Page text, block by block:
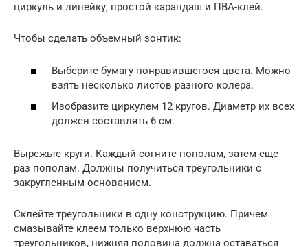
циркуль и линейку, простой карандаш и ПВА-клей.
Чтобы сделать объемный зонтик:
Выберите бумагу понравившегося цвета. Можно
взять несколько листов разного колера.
Изобразите циркулем 12 кругов. Диаметр их всех
должен составлять 6 см.
Вырежьте круги. Каждый согните пополам, затем еще
раз пополам. Должны получиться треугольники с
закругленным основанием.
Склейте треугольники в одну конструкцию. Причем
смазывайте клеем только верхнюю часть
треугольников, нижняя половина должна оставаться